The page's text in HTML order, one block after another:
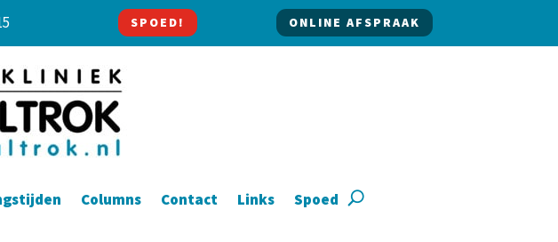
SPOED! ONLINE AFSPRAAK
Columns Contact Links Spoed